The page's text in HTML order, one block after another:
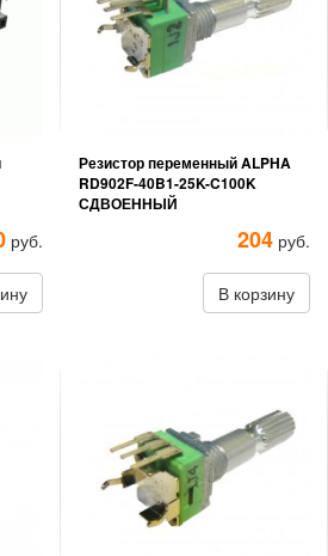
руб.
Резистор переменный ALPHA
RD902F-40B1-25K-C100K
СДВОЕННЫЙ
204 руб.
В корзину